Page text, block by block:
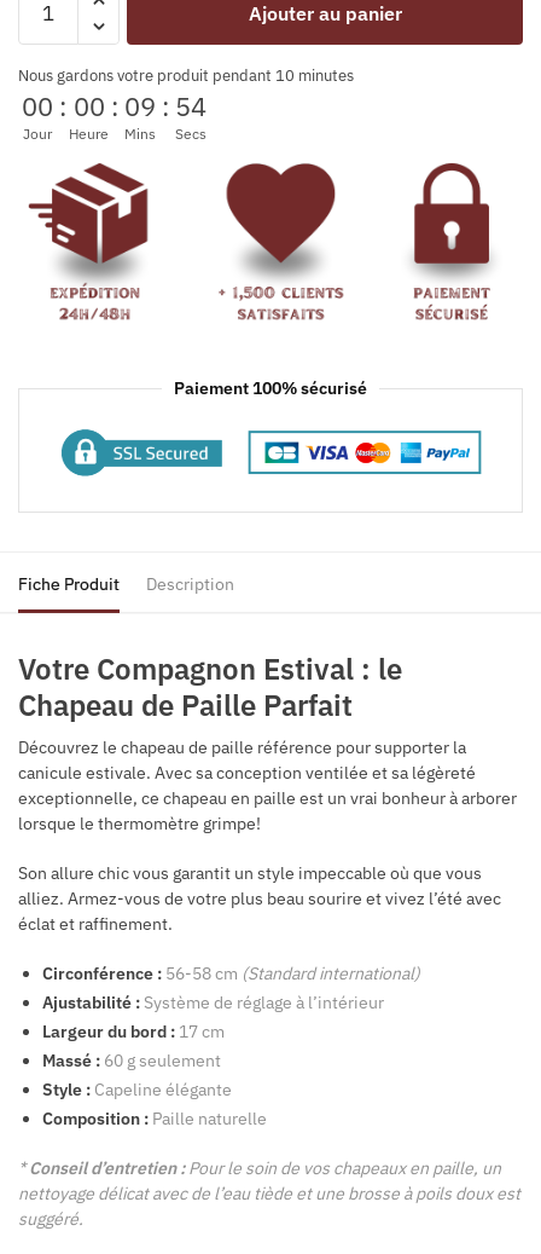
Ajouter au panier
Nous gardons votre produit pendant 10 minutes
00
Jour
: 00
Heure
: 09
Mins
: 54
Secs
Paiement 100% sécurisé
Fiche Produit Description
Votre Compagnon Estival : le
Chapeau de Paille Parfait
Découvrez le chapeau de paille référence pour supporter la
canicule estivale. Avec sa conception ventilée et sa légèreté
exceptionnelle, ce chapeau en paille est un vrai bonheur à arborer
lorsque le thermomètre grimpe!
Son allure chic vous garantit un style impeccable où que vous
alliez. Armez-vous de votre plus beau sourire et vivez l’été avec
éclat et raffinement.
Circonférence : 56-58 cm (Standard international)
Ajustabilité : Système de réglage à l’intérieur
Largeur du bord : 17 cm
Massé : 60 g seulement
Style : Capeline élégante
Composition : Paille naturelle
*Conseil d’entretien :Pour le soin de vos chapeaux en paille, un
nettoyage délicat avec de l’eau tiède et une brosse à poils doux est
suggéré.